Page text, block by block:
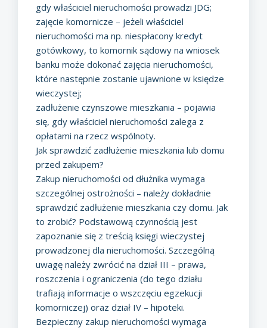
gdy właściciel nieruchomości prowadzi JDG;
zajęcie komornicze – jeżeli właściciel
nieruchomości ma np. niespłacony kredyt
gotówkowy, to komornik sądowy na wniosek
banku może dokonać zajęcia nieruchomości,
które następnie zostanie ujawnione w księdze
wieczystej;
zadłużenie czynszowe mieszkania – pojawia
się, gdy właściciel nieruchomości zalega z
opłatami na rzecz wspólnoty.
Jak sprawdzić zadłużenie mieszkania lub domu
przed zakupem?
Zakup nieruchomości od dłużnika wymaga
szczególnej ostrożności – należy dokładnie
sprawdzić zadłużenie mieszkania czy domu. Jak
to zrobić? Podstawową czynnością jest
zapoznanie się z treścią księgi wieczystej
prowadzonej dla nieruchomości. Szczególną
uwagę należy zwrócić na dział III – prawa,
roszczenia i ograniczenia (do tego działu
trafiają informacje o wszczęciu egzekucji
komorniczej) oraz dział IV – hipoteki.
Bezpieczny zakup nieruchomości wymaga